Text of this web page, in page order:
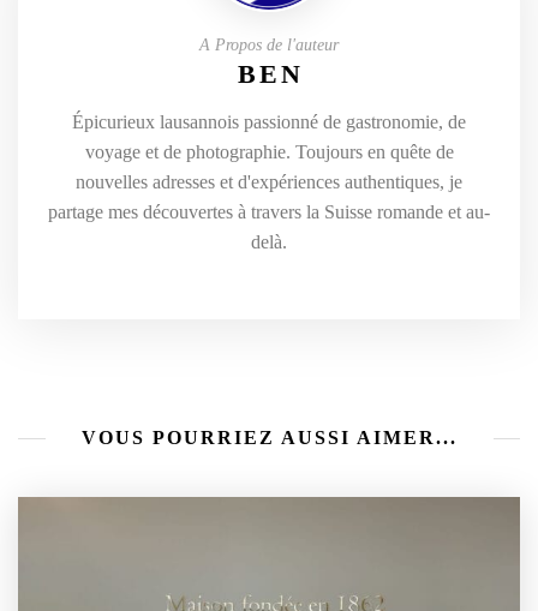
A Propos de l'auteur
BEN
Épicurieux lausannois passionné de gastronomie, de
voyage et de photographie. Toujours en quête de
nouvelles adresses et d'expériences authentiques, je
partage mes découvertes à travers la Suisse romande et au-
delà.
VOUS POURRIEZ AUSSI AIMER...